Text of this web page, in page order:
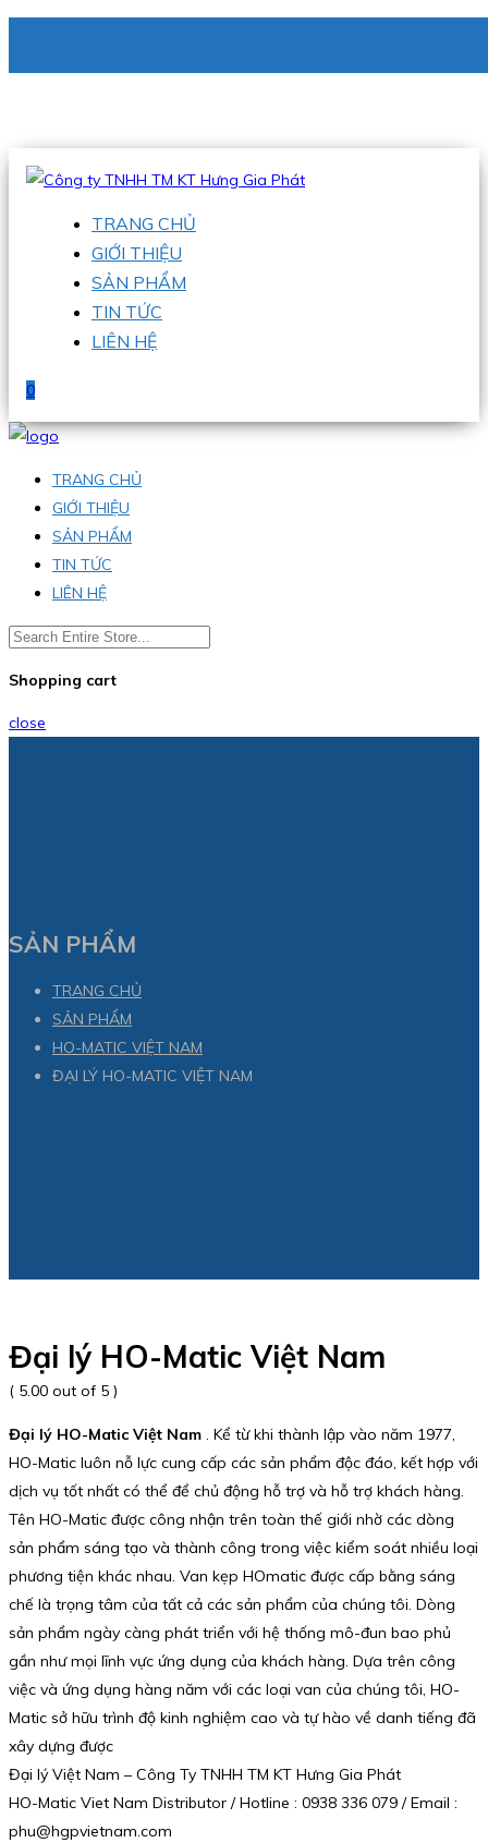
Hotline:0938 336 079
TRANG CHỦ
GIỚI THIỆU
SẢN PHẨM
TIN TỨC
LIÊN HỆ
0
TRANG CHỦ
GIỚI THIỆU
SẢN PHẨM
TIN TỨC
LIÊN HỆ
Shopping cart
close
SẢN PHẨM
TRANG CHỦ
SẢN PHẨM
HO-MATIC VIỆT NAM
ĐẠI LÝ HO-MATIC VIỆT NAM
Đại lý HO-Matic Việt Nam
( 5.00 out of 5 )
Đại lý HO-Matic Việt Nam . Kể từ khi thành lập vào năm 1977,
HO-Matic luôn nỗ lực cung cấp các sản phẩm độc đáo, kết hợp với
dịch vụ tốt nhất có thể để chủ động hỗ trợ và hỗ trợ khách hàng.
Tên HO-Matic được công nhận trên toàn thế giới nhờ các dòng
sản phẩm sáng tạo và thành công trong việc kiểm soát nhiều loại
phương tiện khác nhau. Van kẹp HOmatic được cấp bằng sáng
chế là trọng tâm của tất cả các sản phẩm của chúng tôi. Dòng
sản phẩm ngày càng phát triển với hệ thống mô-đun bao phủ
gần như mọi lĩnh vực ứng dụng của khách hàng. Dựa trên công
việc và ứng dụng hàng năm với các loại van của chúng tôi, HO-
Matic sở hữu trình độ kinh nghiệm cao và tự hào về danh tiếng đã
xây dựng được
Đại lý Việt Nam – Công Ty TNHH TM KT Hưng Gia Phát
HO-Matic Viet Nam Distributor / Hotline : 0938 336 079 / Email :
phu@hgpvietnam.com